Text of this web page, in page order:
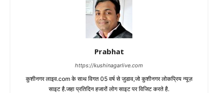
Prabhat
https://kushinagarlive.com
कुशीनगर लाइव.com के साथ विगत 05 वर्ष से जुडाव,जो कुशीनगर लोकप्रिय न्यूज़
साइट है.जहा प्रतिदिन हजारों लोग साइट पर विजिट करते है.